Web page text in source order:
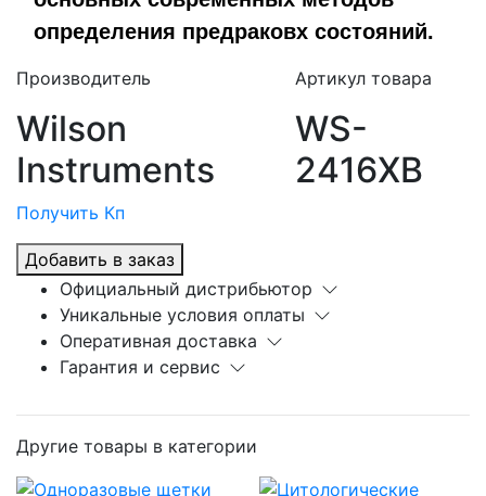
определения предраковх состояний.
Производитель
Wilson
Instruments
Артикул товара
WS-
2416XB
Получить Кп
Добавить в заказ
Официальный дистрибьютор
Уникальные условия оплаты
Оперативная доставка
Гарантия и сервис
Другие товары в категории